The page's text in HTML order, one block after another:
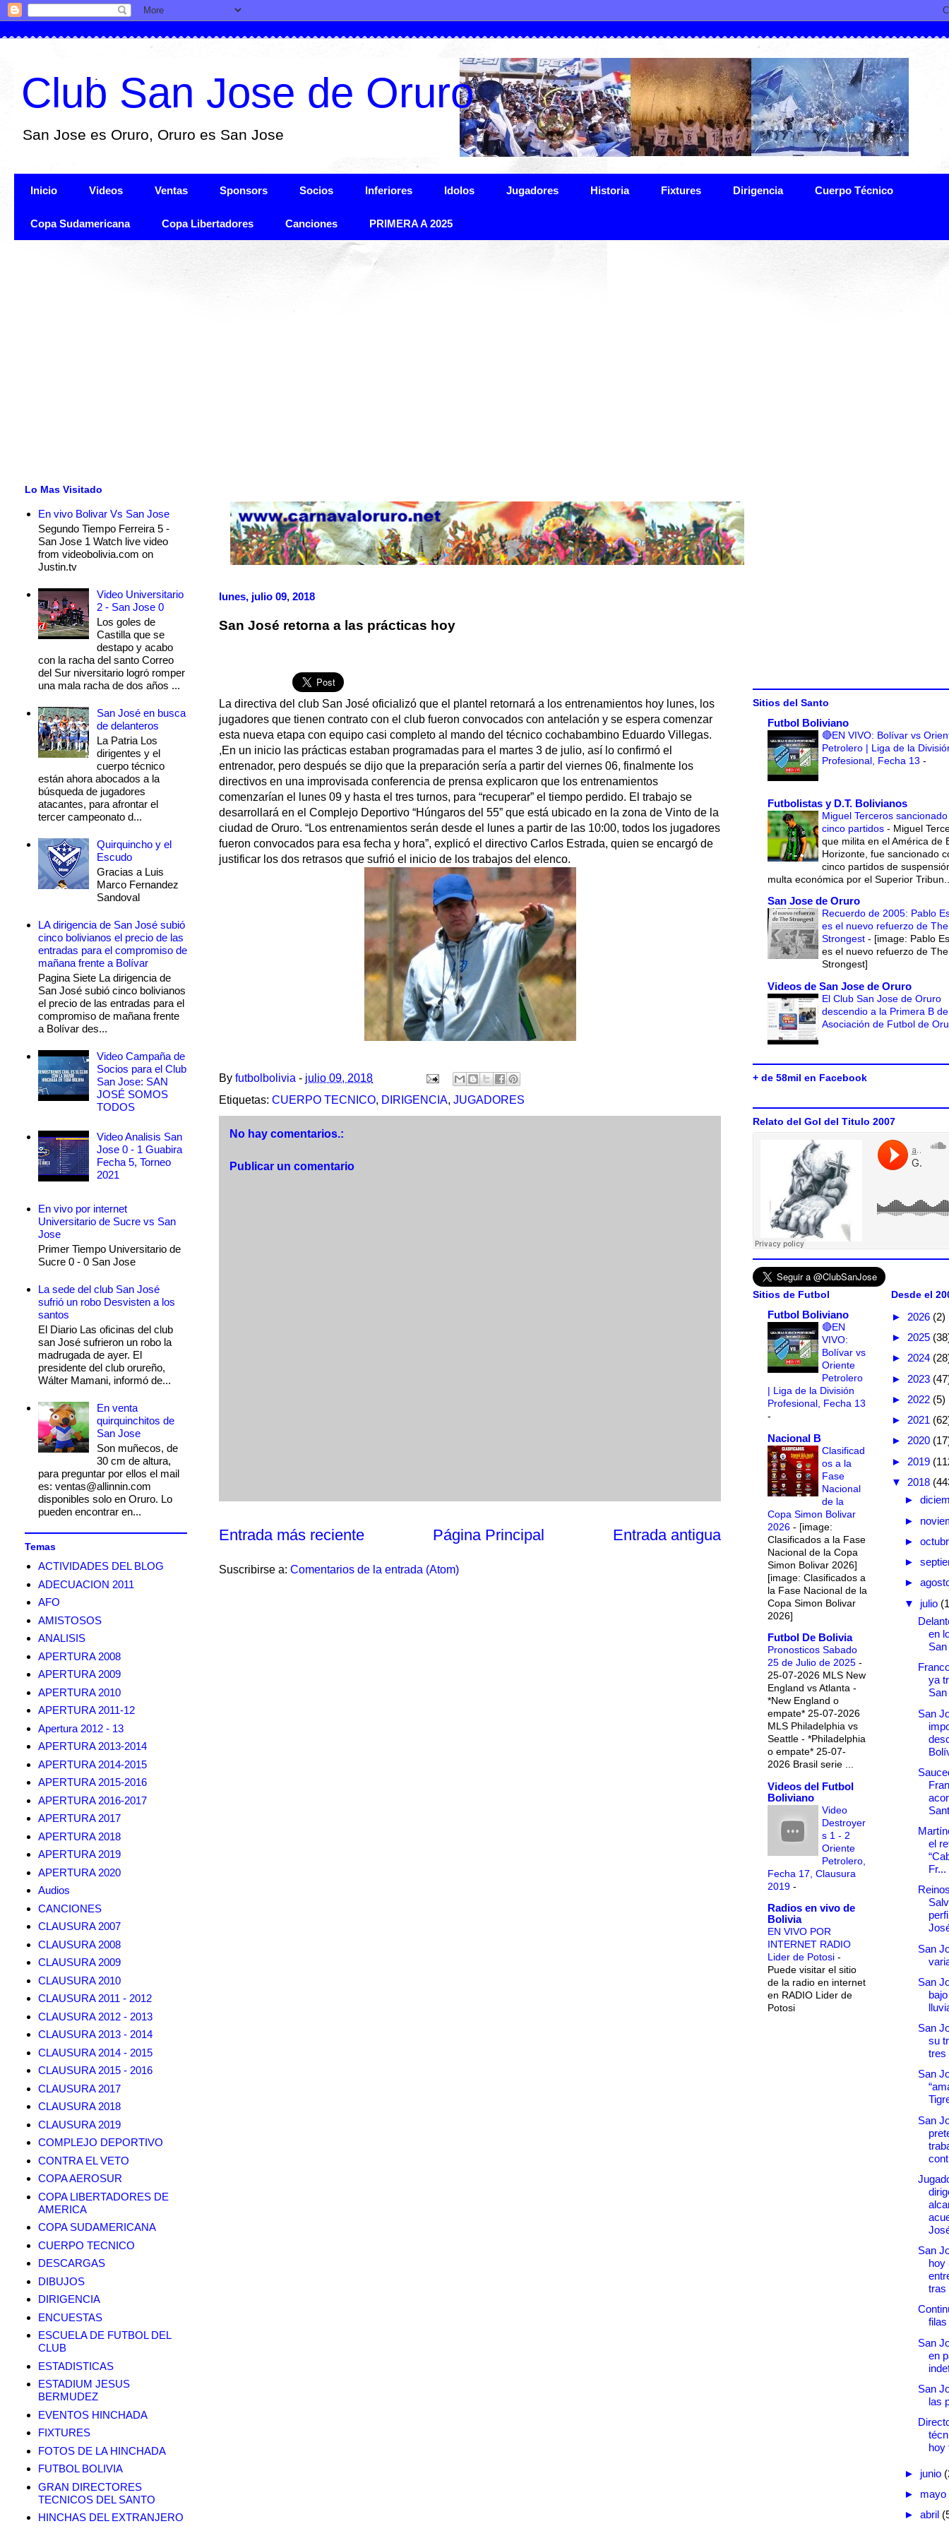
Club San Jose de Oruro
San Jose es Oruro, Oruro es San Jose
Inicio Videos Ventas Sponsors Socios Inferiores Idolos Jugadores Historia Fixtures Dirigencia Cuerpo Técnico
Copa Sudamericana Copa Libertadores Canciones PRIMERA A 2025
lunes, julio 09, 2018
San José retorna a las prácticas hoy
La directiva del club San José oficializó que el plantel retornará a los entrenamientos hoy lunes, los
jugadores que tienen contrato con el club fueron convocados con antelación y se espera comenzar
esta nueva etapa con equipo casi completo al mando del técnico cochabambino Eduardo Villegas.
,En un inicio las prácticas estaban programadas para el martes 3 de julio, así lo confirmó el
entrenador, pero después se dijo que la preparación sería a partir del viernes 06, finalmente los
directivos en una improvisada conferencia de prensa explicaron que los entrenamientos
comenzarían el lunes 09 y hasta el tres turnos, para “recuperar” el tiempo perdido. El trabajo se
desarrollará en el Complejo Deportivo “Húngaros del 55” que está ubicado en la zona de Vinto de la
ciudad de Oruro. “Los entrenamientos serán desde el lunes a partir de las 10:00, todos los jugadores
fueron convocados para esa fecha y hora”, explicó el directivo Carlos Estrada, quien se encargó de
justificar los dos retrasos que sufrió el inicio de los trabajos del elenco.
By futbolbolivia - julio 09, 2018
Etiquetas: CUERPO TECNICO, DIRIGENCIA, JUGADORES
No hay comentarios.:
Publicar un comentario
Entrada más reciente Entrada antigua
Página Principal
Suscribirse a: Comentarios de la entrada (Atom)
Lo Mas Visitado
En vivo Bolivar Vs San Jose
Segundo Tiempo Ferreira 5 -
San Jose 1 Watch live video
from videobolivia.com on
Justin.tv
Video Universitario
2 - San Jose 0
Los goles de
Castilla que se
destapo y acabo
con la racha del santo Correo
del Sur niversitario logró romper
una mala racha de dos años ...
San José en busca
de delanteros
La Patria Los
dirigentes y el
cuerpo técnico
están ahora abocados a la
búsqueda de jugadores
atacantes, para afrontar el
tercer campeonato d...
Quirquincho y el
Escudo
Gracias a Luis
Marco Fernandez
Sandoval
LA dirigencia de San José subió
cinco bolivianos el precio de las
entradas para el compromiso de
mañana frente a Bolívar
Pagina Siete La dirigencia de
San José subió cinco bolivianos
el precio de las entradas para el
compromiso de mañana frente
a Bolívar des...
Video Campaña de
Socios para el Club
San Jose: SAN
JOSÉ SOMOS
TODOS
Video Analisis San
Jose 0 - 1 Guabira
Fecha 5, Torneo
2021
En vivo por internet
Universitario de Sucre vs San
Jose
Primer Tiempo Universitario de
Sucre 0 - 0 San Jose
La sede del club San José
sufrió un robo Desvisten a los
santos
El Diario Las oficinas del club
san José sufrieron un robo la
madrugada de ayer. El
presidente del club orureño,
Wálter Mamani, informó de...
En venta
quirquinchitos de
San Jose
Son muñecos, de
30 cm de altura,
para preguntar por ellos el mail
es: ventas@allinnin.com
disponibles solo en Oruro. Lo
pueden encontrar en...
Temas
ACTIVIDADES DEL BLOG
ADECUACION 2011
AFO
AMISTOSOS
ANALISIS
APERTURA 2008
APERTURA 2009
APERTURA 2010
APERTURA 2011-12
Apertura 2012 - 13
APERTURA 2013-2014
APERTURA 2014-2015
APERTURA 2015-2016
APERTURA 2016-2017
APERTURA 2017
APERTURA 2018
APERTURA 2019
APERTURA 2020
Audios
CANCIONES
CLAUSURA 2007
CLAUSURA 2008
CLAUSURA 2009
CLAUSURA 2010
CLAUSURA 2011 - 2012
CLAUSURA 2012 - 2013
CLAUSURA 2013 - 2014
CLAUSURA 2014 - 2015
CLAUSURA 2015 - 2016
CLAUSURA 2017
CLAUSURA 2018
CLAUSURA 2019
COMPLEJO DEPORTIVO
CONTRA EL VETO
COPA AEROSUR
COPA LIBERTADORES DE
AMERICA
COPA SUDAMERICANA
CUERPO TECNICO
DESCARGAS
DIBUJOS
DIRIGENCIA
ENCUESTAS
ESCUELA DE FUTBOL DEL
CLUB
ESTADISTICAS
ESTADIUM JESUS
BERMUDEZ
EVENTOS HINCHADA
FIXTURES
FOTOS DE LA HINCHADA
FUTBOL BOLIVIA
GRAN DIRECTORES
TECNICOS DEL SANTO
HINCHAS DEL EXTRANJERO
Sitios del Santo
Futbol Boliviano
🔴EN VIVO: Bolívar vs
Petrolero | Liga de la
Profesional, Fecha 13 -
Futbolistas y D.T. Bolivianos
Miguel Terceros
cinco partidos - Miguel
que milita en el América de
Horizonte, fue sancionado
cinco partidos de
multa económica por el Superior
San Jose de Oruro
Recuerdo de 2005: Pablo
es el nuevo refuerzo de The
Strongest - [image: Pablo
es el nuevo refuerzo de The
Strongest]
Videos de San Jose de Oruro
El Club San Jose de Oruro
descendio a la Primera B
Asociación de Futbol de
+ de 58mil en Facebook
Relato del Gol del Titulo 2007
Sitios de Futbol
Futbol Boliviano
🔴EN
VIVO:
Bolívar vs
Oriente
Petrolero
| Liga de la División
Profesional, Fecha 13
-
Nacional B
Clasificad
os a la
Fase
Nacional
de la
Copa Simon Bolivar
2026 - [image:
Clasificados a la Fase
Nacional de la Copa
Simon Bolivar 2026]
[image: Clasificados a
la Fase Nacional de la
Copa Simon Bolivar
2026]
Futbol De Bolivia
Pronosticos Sabado
25 de Julio de 2025 -
25-07-2026 MLS New
England vs Atlanta -
*New England o
empate* 25-07-2026
MLS Philadelphia vs
Seattle - *Philadelphia
o empate* 25-07-
2026 Brasil serie ...
Videos del Futbol
Boliviano
Video
Destroyer
s 1 - 2
Oriente
Petrolero,
Fecha 17, Clausura
2019 -
Radios en vivo de
Bolivia
EN VIVO POR
INTERNET RADIO
Lider de Potosi -
Puede visitar el sitio
de la radio en internet
en RADIO Lider de
Potosi
Desde el
► 2026 (2)
► 2025
► 2024
► 2023
► 2022 (5)
► 2021
► 2020
► 2019
▼ 2018
►
►
►
►
►
▼ julio
en
ya
San
el
Fr...
San
San
San
su
tres
San
San
San
hoy
tras
filas
San
en
San
las
hoy
► junio
► mayo
► abril